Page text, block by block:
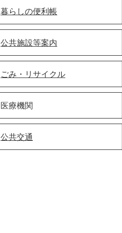
暮らしの便利帳
公共施設等案内
ごみ・リサイクル
医療機関
公共交通